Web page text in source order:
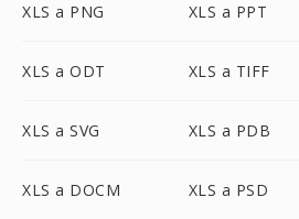
XLS a PNG XLS a PPT
XLS a ODT XLS a TIFF
XLS a SVG XLS a PDB
XLS a DOCM XLS a PSD